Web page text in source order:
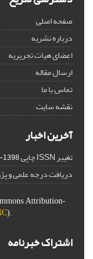
صفحه اصلی
درباره نشریه
اعضای هیات تحریریه
ارسال مقاله
تماس با ما
نقشه سایت
آخرین اخبار
تغییر ISSN چاپی 1398-09-25
دریافت درجه علمی و
Attribution-
).
اشتراک خبرنامه